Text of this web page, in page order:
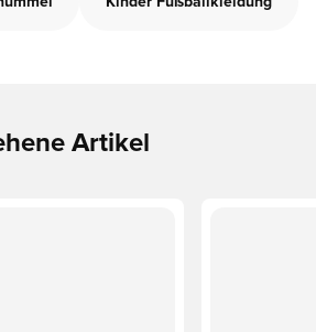
Artikel